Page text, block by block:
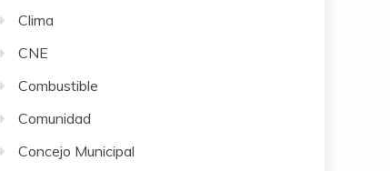
Clima
CNE
Combustible
Comunidad
Concejo Municipal